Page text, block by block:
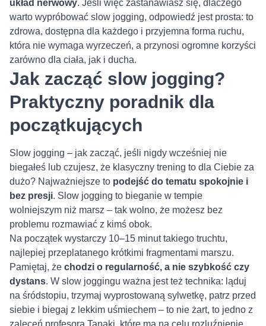
układ nerwowy. Jeśli więc zastanawiasz się, dlaczego
warto wypróbować slow jogging, odpowiedź jest prosta: to
zdrowa, dostępna dla każdego i przyjemna forma ruchu,
która nie wymaga wyrzeczeń, a przynosi ogromne korzyści
zarówno dla ciała, jak i ducha.
Jak zacząć slow jogging?
Praktyczny poradnik dla
początkujących
Slow jogging – jak zacząć, jeśli nigdy wcześniej nie
biegałeś lub czujesz, że klasyczny trening to dla Ciebie za
dużo? Najważniejsze to podejść do tematu spokojnie i
bez presji. Slow jogging to bieganie w tempie
wolniejszym niż marsz – tak wolno, że możesz bez
problemu rozmawiać z kimś obok.
Na początek wystarczy 10–15 minut takiego truchtu,
najlepiej przeplatanego krótkimi fragmentami marszu.
Pamiętaj, że chodzi o regularność, a nie szybkość czy
dystans. W slow joggingu ważna jest też technika: ląduj
na śródstopiu, trzymaj wyprostowaną sylwetkę, patrz przed
siebie i biegaj z lekkim uśmiechem – to nie żart, to jedno z